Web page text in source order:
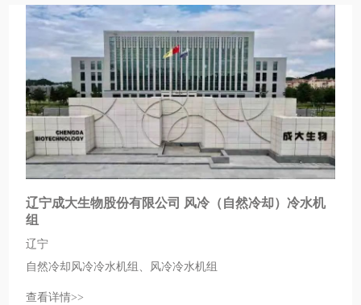
辽宁成大生物股份有限公司 风冷（自然冷却）冷水机
组
辽宁
自然冷却风冷冷水机组、风冷冷水机组
查看详情>>